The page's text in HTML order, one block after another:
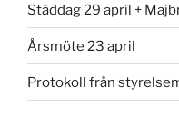
Städdag 29 april +
Årsmöte 23 april
Protokoll från